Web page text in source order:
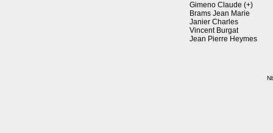
Gimeno Claude (+)
Brams Jean Marie
Janier Charles
Vincent Burgat
Jean Pierre Heymes